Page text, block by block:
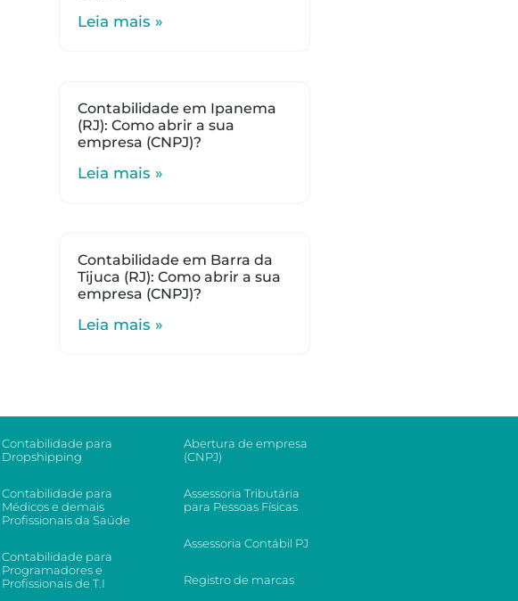
Leia mais »
Contabilidade em Ipanema
(RJ): Como abrir a sua
empresa (CNPJ)?
Leia mais »
Contabilidade em Barra da
Tijuca (RJ): Como abrir a sua
empresa (CNPJ)?
Leia mais »
Contabilidade para
Dropshipping
Contabilidade para
Médicos e demais
Profissionais da Saúde
Contabilidade para
Programadores e
Profissionais de T.I
Abertura de empresa
(CNPJ)
Assessoria Tributária
para Pessoas Físicas
Assessoria Contábil PJ
Registro de marcas